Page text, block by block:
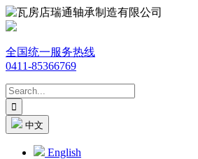
全国统一服务热线
0411-85366769
中文
English